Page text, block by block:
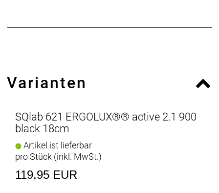
Varianten
SQlab 621 ERGOLUX®® active 2.1 900
black 18cm
Artikel ist lieferbar
pro Stück (inkl. MwSt.)
119,95 EUR